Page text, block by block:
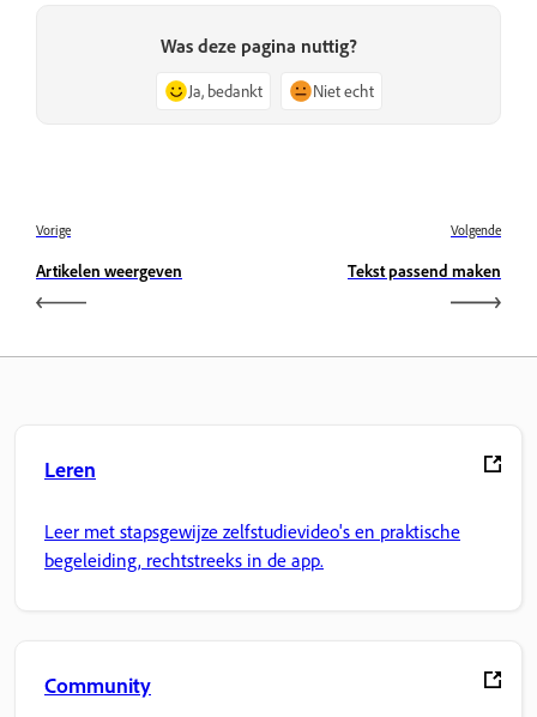
Was deze pagina nuttig?
Ja, bedankt Niet echt
Vorige
Artikelen weergeven
Volgende
Tekst passend maken
Leren
Leer met stapsgewijze zelfstudievideo's en praktische
begeleiding, rechtstreeks in de app.
Community